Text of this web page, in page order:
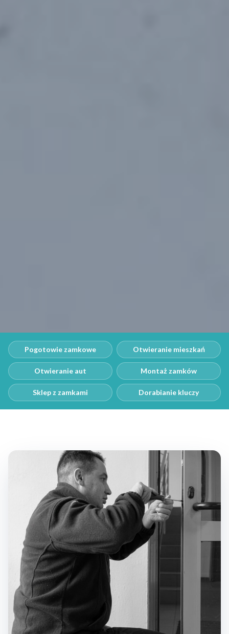
Pogotowie zamkowe Otwieranie mieszkań
Otwieranie aut Montaż zamków
Sklep z zamkami Dorabianie kluczy